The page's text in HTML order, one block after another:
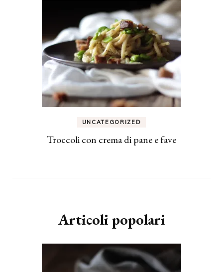
UNCATEGORIZED
Troccoli con crema di pane e fave
Articoli popolari